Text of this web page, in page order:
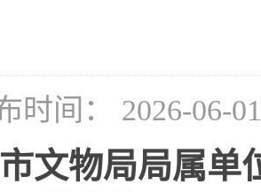
时间： 2026-06-
文物局局属单